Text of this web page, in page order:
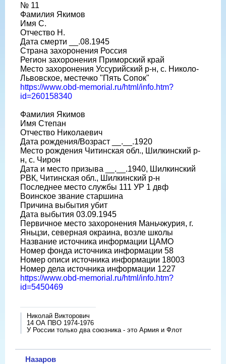
№ 11
Фамилия Якимов
Имя С.
Отчество Н.
Дата смерти __.08.1945
Страна захоронения Россия
Регион захоронения Приморский край
Место захоронения Уссурийский р-н, с. Николо-
Львовское, местечко "Пять Сопок"
https://www.obd-memorial.ru/html/info.htm?
id=260158340
Фамилия Якимов
Имя Степан
Отчество Николаевич
Дата рождения/Возраст __.__.1920
Место рождения Читинская обл., Шилкинский р-
н, с. Чирон
Дата и место призыва __.__.1940, Шилкинский
РВК, Читинская обл., Шилкинский р-н
Последнее место службы 111 УР 1 двф
Воинское звание старшина
Причина выбытия убит
Дата выбытия 03.09.1945
Первичное место захоронения Маньчжурия, г.
Яньцзи, северная окраина, возле школы
Название источника информации ЦАМО
Номер фонда источника информации 58
Номер описи источника информации 18003
Номер дела источника информации 1227
https://www.obd-memorial.ru/html/info.htm?
id=5450469
Николай Викторович
14 ОА ПВО 1974-1976
У России только два союзника - это Армия и Флот
Назаров